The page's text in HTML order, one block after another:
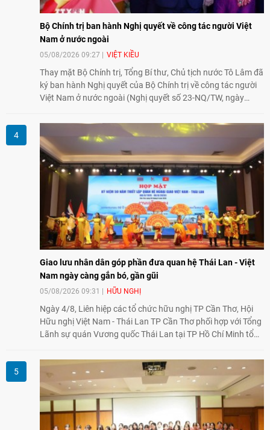
Bộ Chính trị ban hành Nghị quyết về công tác người Việt
Nam ở nước ngoài
05/08/2026 09:27 VIỆT KIỀU
Thay mặt Bộ Chính trị, Tổng Bí thư, Chủ tịch nước Tô Lâm đã
ký ban hành Nghị quyết của Bộ Chính trị về công tác người
Việt Nam ở nước ngoài (Nghị quyết số 23-NQ/TW, ngày
Giao lưu nhân dân góp phần đưa quan hệ Thái Lan - Việt
Nam ngày càng gắn bó, gần gũi
05/08/2026 09:31 HỮU NGHỊ
Ngày 4/8, Liên hiệp các tổ chức hữu nghị TP Cần Thơ, Hội
Hữu nghị Việt Nam - Thái Lan TP Cần Thơ phối hợp với Tổng
Lãnh sự quán Vương quốc Thái Lan tại TP Hồ Chí Minh tổ
Việt Nam - Thái Lan (1976-2026). Tại đây, nhấn mạnh vai trò
của giao lưu nhân dân, Tổng Lãnh sự Thái Lan cho biết các
hoạt động trao đổi về văn hóa, giáo dục, du lịch, ẩm thực,
nghệ thuật và giao lưu thanh niên đã góp phần đưa quan hệ
Thái Lan - Việt Nam ngày càng gắn bó, gần gũi.